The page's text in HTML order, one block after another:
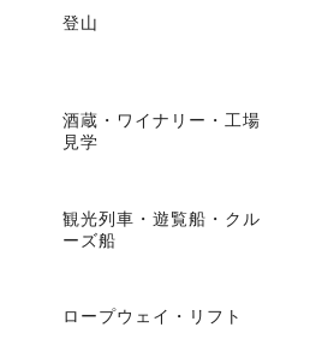
登山
酒蔵・ワイナリー・工場
見学
観光列車・遊覧船・クル
ーズ船
ロープウェイ・リフト